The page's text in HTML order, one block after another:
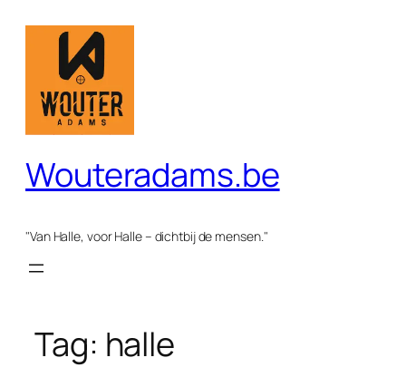
inhoud
Wouteradams.be
"Van Halle, voor Halle – dichtbij de mensen."
Tag: halle